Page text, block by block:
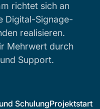
richtet sich an
Digital-Signage-
realisieren.
Mehrwert durch
Support.
SchulungProjektstart